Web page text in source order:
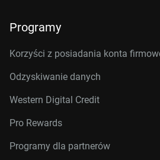
Programy
Korzyści z posiadania konta
Odzyskiwanie danych
Western Digital Credit
Pro Rewards
Programy dla partnerów